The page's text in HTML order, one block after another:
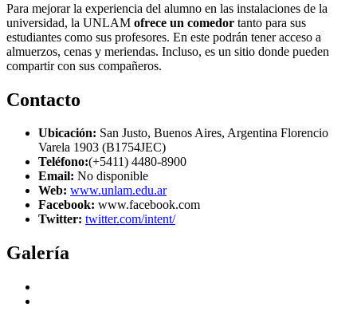
Para mejorar la experiencia del alumno en las instalaciones de la
universidad, la UNLAM ofrece un comedor tanto para sus
estudiantes como sus profesores. En este podrán tener acceso a
almuerzos, cenas y meriendas. Incluso, es un sitio donde pueden
compartir con sus compañeros.
Contacto
Ubicación: San Justo, Buenos Aires, Argentina Florencio
Varela 1903 (B1754JEC)
Teléfono:(+5411) 4480-8900
Email: No disponible
Web: www.unlam.edu.ar
Facebook: www.facebook.com
Twitter: twitter.com/intent/
Galería